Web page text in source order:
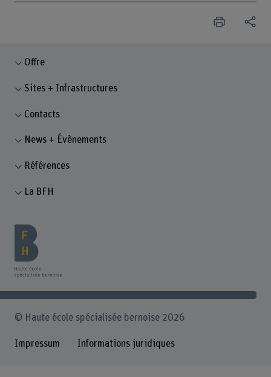
Offre
Sites + Infrastructures
Contacts
News + Évènements
Références
La BFH
© Haute école spécialisée bernoise 2026
Impressum Informations juridiques